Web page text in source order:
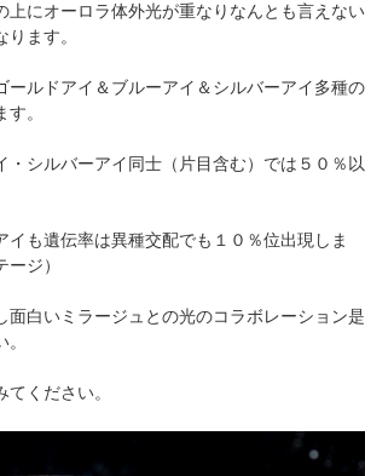
上にオーロラ体外光が重なりなんとも言えない
ます。
ールドアイ＆ブルーアイ＆シルバーアイ多種の
。
・シルバーアイ同士（片目含む）では５０％以
イも遺伝率は異種交配でも１０％位出現しま
ジ）
面白いミラージュとの光のコラボレーション是
ください。